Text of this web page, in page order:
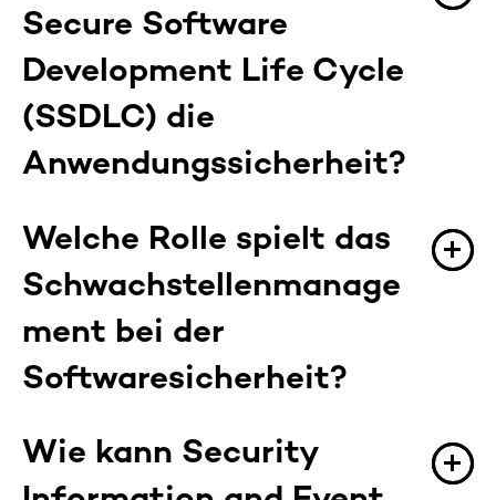
Secure Software
Development Life Cycle
(SSDLC) die
Anwendungssicherheit?
Der SSDLC integriert Sicherheit in jede Phase
Softwareentwicklungslebenszyklus.
wendet Best Practices wie
Bedrohungsmodellierung
Penetrationstests und
Schwachstellenmanagement an, um Risiken zu
Welche Rolle spielt das
Schwachstellenmanage
ment bei der
Softwaresicherheit?
Das Schwachstellenmanagement umfasst die
Identifizierung, Bewertung und Behebung von
Wie kann Security